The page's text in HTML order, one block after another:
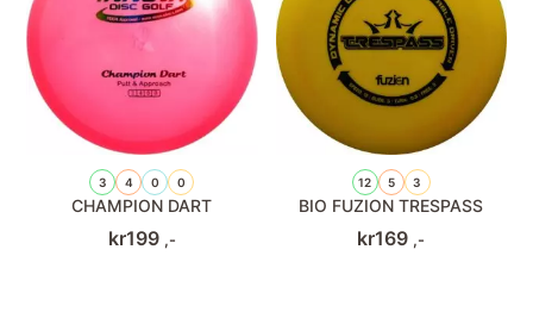
3 4 0 0
CHAMPION DART
kr199 ,-
12 5 3
BIO FUZION TRESPASS
kr169 ,-